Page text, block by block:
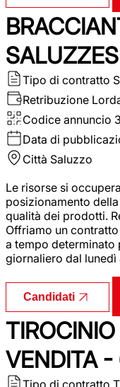
Tipo di contratto
Retribuzione
Codice annuncio
Data di
Città Saluzzo
Le risorse si
posizionamento
qualità dei prodotti.
Offriamo un
a tempo determinato
giornaliero dal lunedì
Candidati
VENDITA -
Tipo di contratto